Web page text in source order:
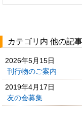
カテゴリ内 他の記事
2026年5月15日
刊行物のご案内
2019年4月17日
友の会募集